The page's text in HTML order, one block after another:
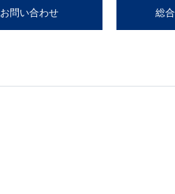
お問い合わせ 総